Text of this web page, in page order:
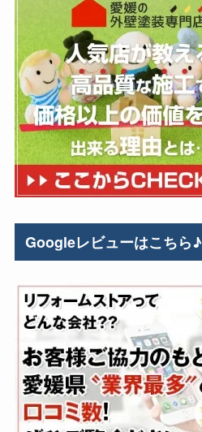
Googleレビューはこちら♪